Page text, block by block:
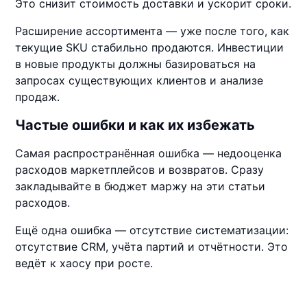
Это снизит стоимость доставки и ускорит сроки.
Расширение ассортимента — уже после того, как
текущие SKU стабильно продаются. Инвестиции
в новые продукты должны базироваться на
запросах существующих клиентов и анализе
продаж.
Частые ошибки и как их избежать
Самая распространённая ошибка — недооценка
расходов маркетплейсов и возвратов. Сразу
закладывайте в бюджет маржу на эти статьи
расходов.
Ещё одна ошибка — отсутствие систематизации:
отсутствие CRM, учёта партий и отчётности. Это
ведёт к хаосу при росте.